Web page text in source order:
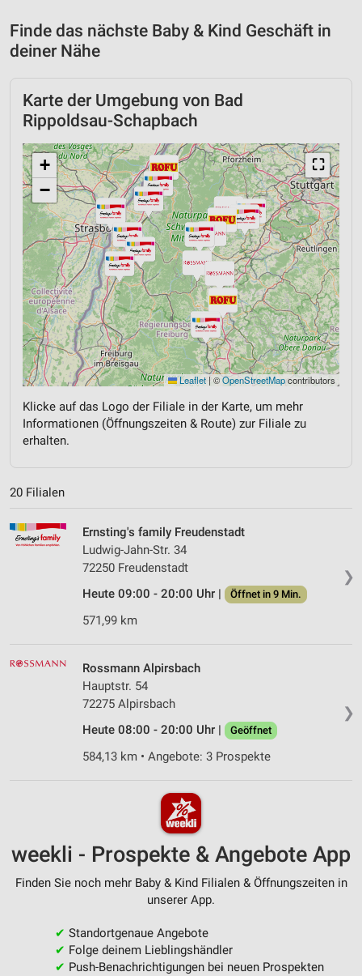
Finde das nächste Baby & Kind Geschäft in
deiner Nähe
Karte der Umgebung von Bad
Rippoldsau-Schapbach
⛶
+
−
Leaflet | ©OpenStreetMapcontributors
Klicke auf das Logo der Filiale in der Karte, um mehr
Informationen (Öffnungszeiten & Route) zur Filiale zu
erhalten.
20 Filialen
❯
Ernsting's family Freudenstadt
Ludwig-Jahn-Str. 34
72250 Freudenstadt
Heute 09:00 - 20:00 Uhr |
Öffnet in 9 Min.
571,99 km
❯
Rossmann Alpirsbach
Hauptstr. 54
72275 Alpirsbach
Heute 08:00 - 20:00 Uhr |
Geöffnet
584,13 km • Angebote: 3 Prospekte
weekli - Prospekte & Angebote App
Finden Sie noch mehr Baby & Kind Filialen & Öffnungszeiten in
unserer App.
✔ Standortgenaue Angebote
✔ Folge deinem Lieblingshändler
✔ Push-Benachrichtigungen bei neuen Prospekten